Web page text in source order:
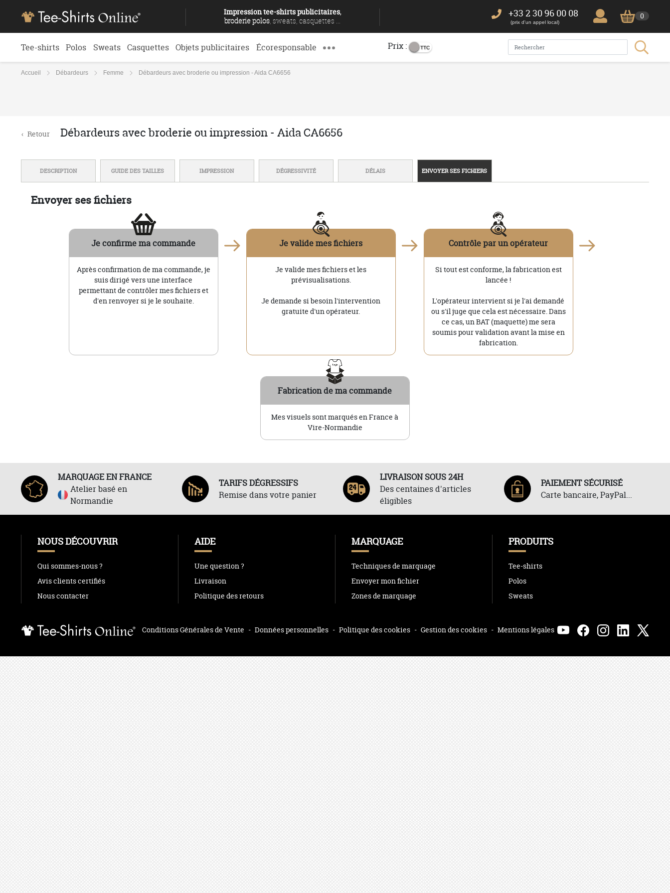
Impression tee-shirts publicitaires,
broderie polos , sweats, casquettes ...
+33 2 30 96 00 08
(prix d'un appel local)
0
Tee-shirts Polos Sweats Casquettes Objets publicitaires Écoresponsable Prix :
Accueil Débardeurs Femme Débardeurs avec broderie ou impression - Aida CA6656
‹ Retour Débardeurs avec broderie ou impression - Aida CA6656
DESCRIPTION GUIDE DES TAILLES IMPRESSION DÉGRESSIVITÉ DÉLAIS ENVOYER SES FICHIERS
Envoyer ses fichiers
Je confirme ma commande
Après confirmation de ma commande, je
suis dirigé vers une interface
permettant de contrôler mes fichiers et
d'en renvoyer si je le souhaite.
Je valide mes fichiers
Je valide mes fichiers et les
prévisualisations.
Je demande si besoin l'intervention
gratuite d'un opérateur.
Contrôle par un opérateur
Si tout est conforme, la fabrication est
lancée !
L'opérateur intervient si je l'ai demandé
ou s'il juge que cela est nécessaire. Dans
ce cas, un BAT (maquette) me sera
soumis pour validation avant la mise en
fabrication.
Fabrication de ma commande
Mes visuels sont marqués en France à
Vire-Normandie
MARQUAGE EN FRANCE
Atelier basé en
Normandie
TARIFS DÉGRESSIFS
Remise dans votre panier
LIVRAISON SOUS 24H
Des centaines d'articles
éligibles
PAIEMENT SÉCURISÉ
Carte bancaire, PayPal...
NOUS DÉCOUVRIR
Qui sommes-nous ?
Avis clients certifiés
Nous contacter
AIDE
Une question ?
Livraison
Politique des retours
MARQUAGE
Techniques de marquage
Envoyer mon fichier
Zones de marquage
PRODUITS
Tee-shirts
Polos
Sweats
Conditions Générales de Vente - Données personnelles - Politique des cookies - Gestion des cookies - Mentions légales